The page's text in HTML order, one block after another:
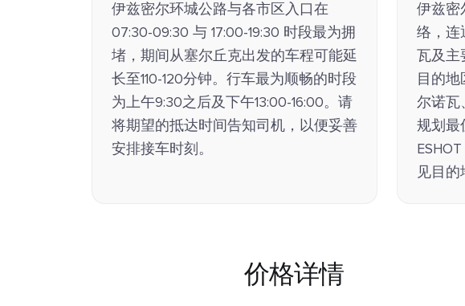
伊兹密尔环城公路与各市区入口在
07:30-09:30 与 17:00-19:30 时段最为拥
堵，期间从塞尔丘克出发的车程可能延
长至110-120分钟。行车最为顺畅的时段
为上午9:30之后及下午13:00-16:00。请
将期望的抵达时间告知司机，以便妥善
安排接车时刻。
伊兹密
络，连
瓦及主
目的
尔诺瓦
规划最
见目的
价格详情